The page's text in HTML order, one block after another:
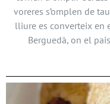
voreres s’omplen de
lliure es converteix en
Berguedà, on el